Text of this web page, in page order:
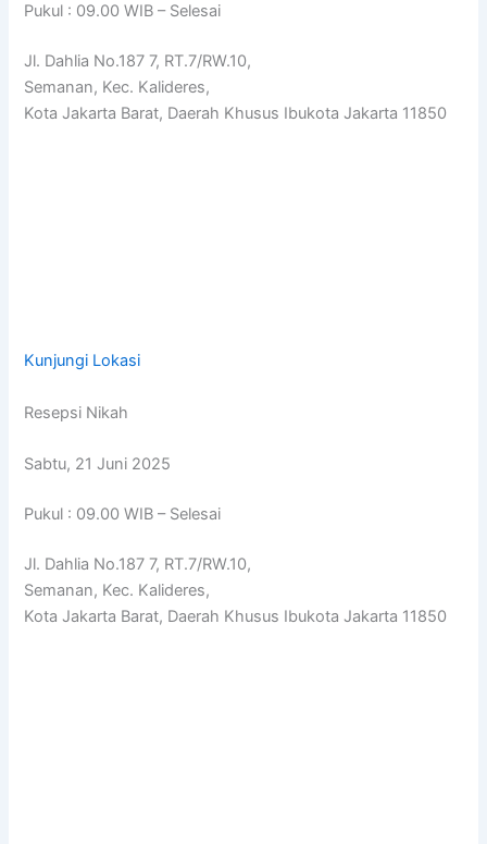
Pukul : 09.00 WIB – Selesai
Jl. Dahlia No.187 7, RT.7/RW.10,
Semanan, Kec. Kalideres,
Kota Jakarta Barat, Daerah Khusus Ibukota Jakarta 11850
Kunjungi Lokasi
Resepsi Nikah
Sabtu, 21 Juni 2025
Pukul : 09.00 WIB – Selesai
Jl. Dahlia No.187 7, RT.7/RW.10,
Semanan, Kec. Kalideres,
Kota Jakarta Barat, Daerah Khusus Ibukota Jakarta 11850